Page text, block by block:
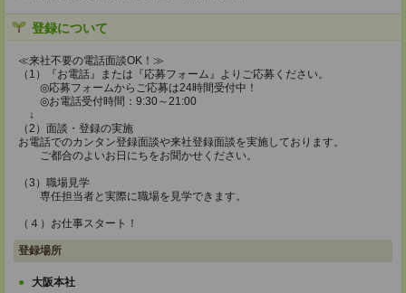
登録について
≪来社不要の電話面談OK！≫
（1）『お電話』または『応募フォーム』よりご応募ください。
◎応募フォームからご応募は24時間受付中！
◎お電話受付時間：9:30～21:00
↓
（2）面談・登録の実施
お電話でのカンタン登録面談や来社登録面談を実施しております。
ご都合のよいお日にちをお聞かせください。
（3）職場見学
専任担当者と実際に職場を見学できます。
（４）お仕事スタート！
登録場所
大阪本社